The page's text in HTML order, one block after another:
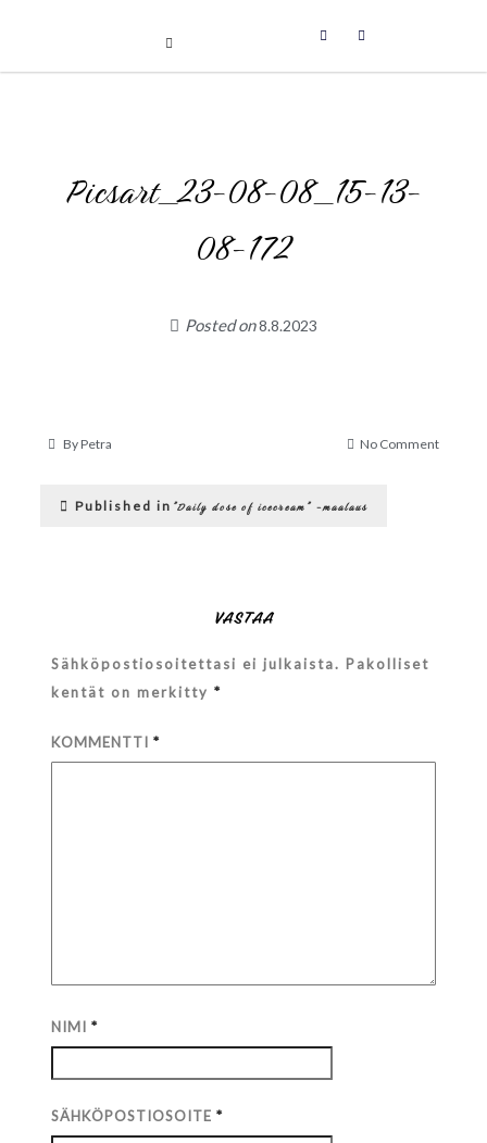
Picsart_23-08-08_15-13-
08-172
Posted on8.8.2023
ByPetra No Commenton
Artikkelien
Published in ”Daily dose of icecream” -maalaus
VASTAA
Sähköpostiosoitettasi ei julkaista. Pakolliset
kentät on merkitty*
KOMMENTTI*
NIMI*
SÄHKÖPOSTIOSOITE*